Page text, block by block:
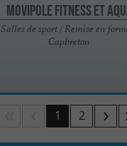
Movipole fitness et
Salles de sport / Remise en
Capbreton
1 2